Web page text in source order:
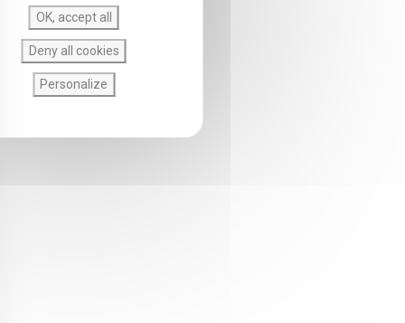
OK, accept all
Deny all cookies
Personalize